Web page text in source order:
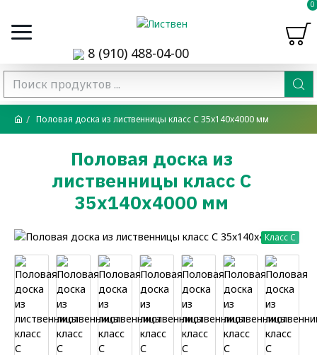
8 (910) 488-04-00
0
Половая доска из лиственницы класс С 35x140x4000 мм
Половая доска из
лиственницы класс С
35x140x4000 мм
Класс C